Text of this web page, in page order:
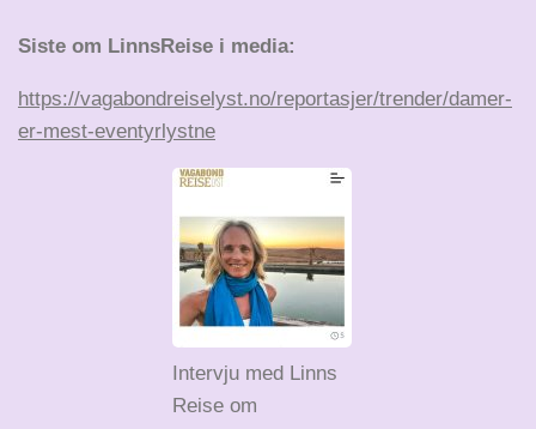
Siste om LinnsReise i media:
https://vagabondreiselyst.no/reportasjer/trender/damer-
er-mest-eventyrlystne
Intervju med Linns
Reise om